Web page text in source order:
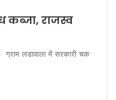
कब्जा, राजस्व
ग्राम लडावाला में सरकारी चक